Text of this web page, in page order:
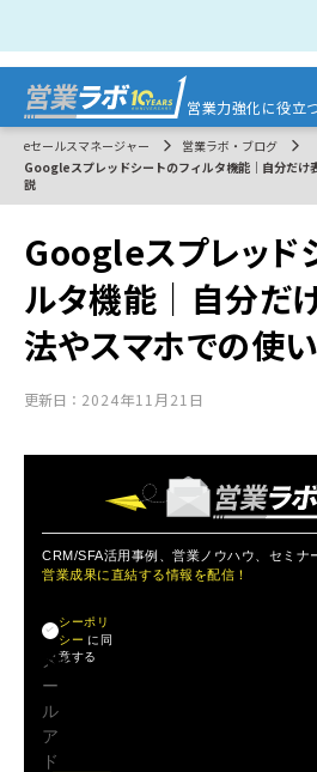
営業力強化に役立
eセールスマネージャー
営業ラボ・ブログ
Googleスプレッドシートのフィルタ機能｜自分だけ
説
Googleスプレッド
ルタ機能｜自分だ
法やスマホでの使
更新日： 2024年11月21日
CRM/SFA活用事例、営業ノウハウ、セミナ
営業成果に直結する情報を配信！
メ
ー
ル
ア
ド
シーポリ
シー に同
意する